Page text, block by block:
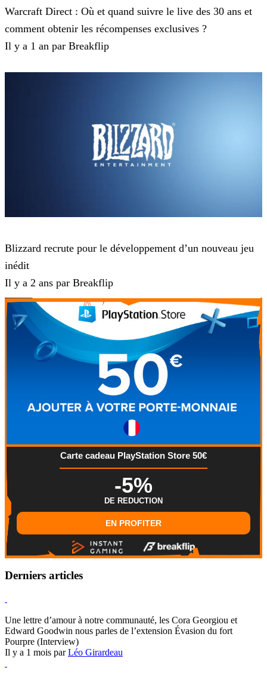
Warcraft Direct : Où et quand suivre le live des 30 ans et
comment obtenir les récompenses exclusives ?
Il y a 1 an par Breakflip
Blizzard recrute pour le développement d’un nouveau jeu
inédit
Il y a 2 ans par Breakflip
Carte cadeau PlayStation Store 50€
-5%
DE REDUCTION
EN PROFITER
Derniers articles
Une lettre d’amour à notre communauté, les Cora Georgiou et
Edward Goodwin nous parles de l’extension Évasion du fort
Pourpre (Interview)
Il y a 1 mois parLéo Girardeau